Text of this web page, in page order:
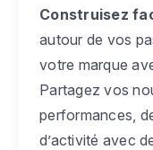
Construisez
autour de vos
votre marque
Partagez vos
performances,
d’activité avec